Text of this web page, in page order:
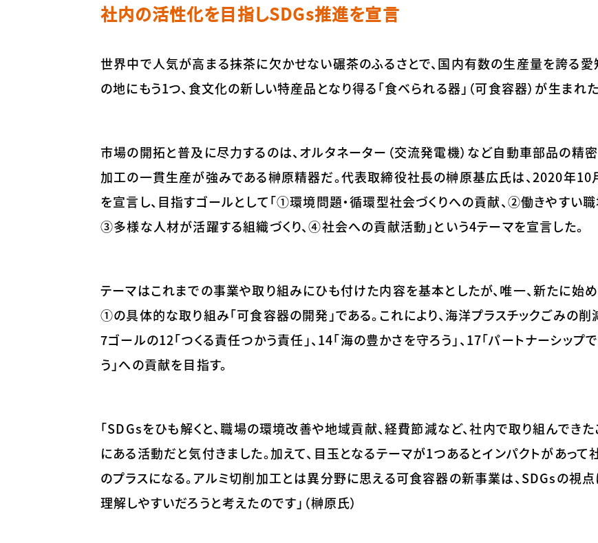
社内の活性化を目指しSDGs推進を宣言
世界中で人気が高まる抹茶に欠かせない碾茶のふるさとで、国内有数の生産量を誇る愛
の地にもう1つ、食文化の新しい特産品となり得る「食ベられる器」（可食容器）が生まれた
市場の開拓と普及に尽力するのは、オルタネーター（交流発電機）など自動車部品の精
加工の一貫生産が強みである榊原精器だ。代表取締役社長の榊原基広氏は、2020年10
を宣言し、目指すゴールとして「①環境問題・循環型社会づくりへの貢献、②働きやすい職
③多様な人材が活躍する組織づくり、④社会への貢献活動」という4テーマを宣言した。
テーマはこれまでの事業や取り組みにひも付けた内容を基本としたが、唯一、新たに始め
①の具体的な取り組み「可食容器の開発」である。これにより、海洋プラスチックごみの削
7ゴールの12「つくる責任つかう責任」、14「海の豊かさを守ろう」、17「パートナーシップ
う」への貢献を目指す。
「SDGsをひも解くと、職場の環境改善や地域貢献、経費節減など、社内で取り組んでき
にある活動だと気付きました。加えて、目玉となるテーマが1つあるとインパクトがあっ
のプラスになる。アルミ切削加工とは異分野に思える可食容器の新事業は、SDGsの視
理解しやすいだろうと考えたのです」（榊原氏）